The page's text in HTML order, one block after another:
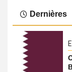
Dernières